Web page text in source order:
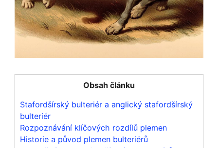
Obsah článku
Stafordšírský bulteriér a anglický stafordšírský
bulteriér
Rozpoznávání klíčových rozdílů plemen
Historie a původ plemen bulteriérů